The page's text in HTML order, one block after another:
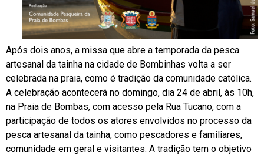
Após dois anos, a missa que abre a temporada da pesca
artesanal da tainha na cidade de Bombinhas volta a ser
celebrada na praia, como é tradição da comunidade católica.
A celebração acontecerá no domingo, dia 24 de abril, às 10h,
na Praia de Bombas, com acesso pela Rua Tucano, com a
participação de todos os atores envolvidos no processo da
pesca artesanal da tainha, como pescadores e familiares,
comunidade em geral e visitantes. A tradição tem o objetivo